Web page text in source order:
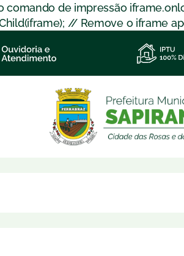
de impressão
// Remove o iframe